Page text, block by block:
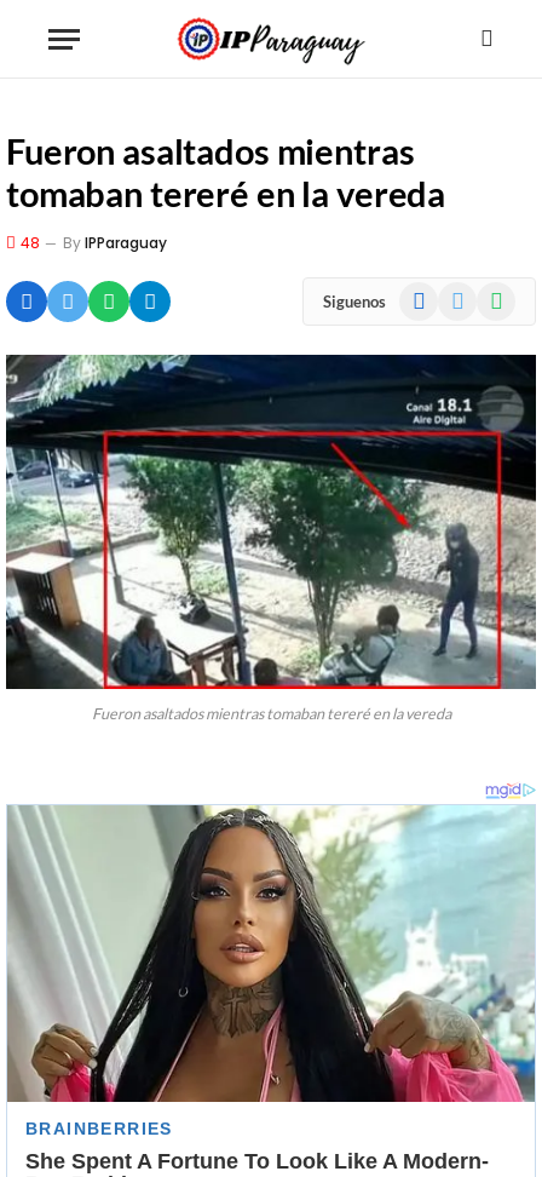
Fueron asaltados mientras
tomaban tereré en la vereda
48 ByIPParaguay
Siguenos Facebook
Fueron asaltados mientras tomaban tereré en la vereda